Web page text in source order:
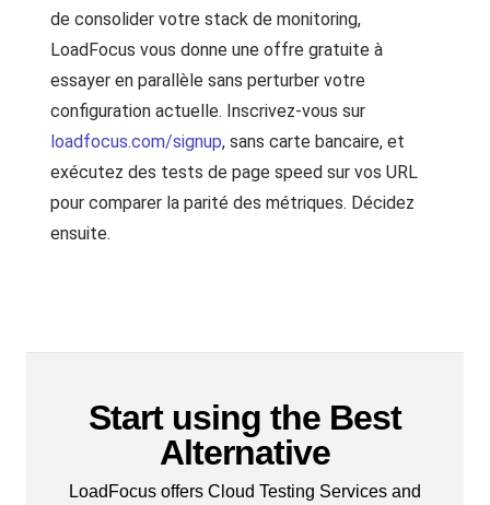
de consolider votre stack de monitoring,
LoadFocus vous donne une offre gratuite à
essayer en parallèle sans perturber votre
configuration actuelle. Inscrivez-vous sur
loadfocus.com/signup, sans carte bancaire, et
exécutez des tests de page speed sur vos URL
pour comparer la parité des métriques. Décidez
ensuite.
Start using the Best
Alternative
LoadFocus offers Cloud Testing Services and